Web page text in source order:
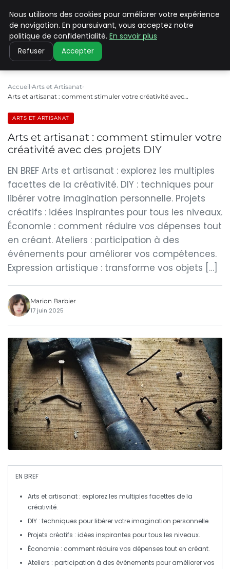
PILAT PATRIMOINES
Accueil Arts et Artisanat
Arts et artisanat : comment stimuler votre créativité avec…
ARTS ET ARTISANAT
Arts et artisanat : comment stimuler votre
créativité avec des projets DIY
EN BREF Arts et artisanat : explorez les multiples
facettes de la créativité. DIY : techniques pour
libérer votre imagination personnelle. Projets
créatifs : idées inspirantes pour tous les niveaux.
Économie : comment réduire vos dépenses tout
en créant. Ateliers : participation à des
événements pour améliorer vos compétences.
Expression artistique : transforme vos objets […]
Marion Barbier
17 juin 2025
EN BREF
Arts et artisanat : explorez les multiples facettes de la
créativité.
DIY : techniques pour libérer votre imagination personnelle.
Projets créatifs : idées inspirantes pour tous les niveaux.
Économie : comment réduire vos dépenses tout en créant.
Ateliers : participation à des événements pour améliorer vos
Nous utilisons des cookies pour améliorer votre expérience
de navigation. En poursuivant, vous acceptez notre
politique de confidentialité. En savoir plus
Refuser Accepter